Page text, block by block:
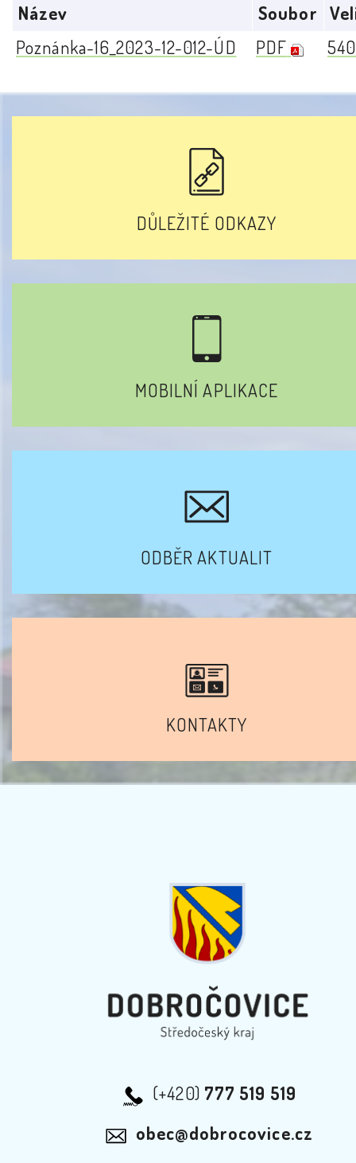
Název Soubor
Poznánka-16_2023-12-012-ÚD
PDF
DŮLEŽITÉ ODKAZY
MOBILNÍ APLIKACE
ODBĚR AKTUALIT
KONTAKTY
(+420) 777 519 519
obec@dobrocovice.cz